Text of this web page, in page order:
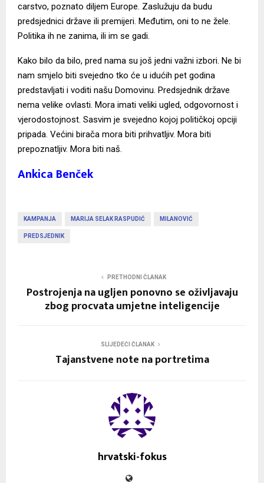
carstvo, poznato diljem Europe. Zaslužuju da budu
predsjednici države ili premijeri. Međutim, oni to ne žele.
Politika ih ne zanima, ili im se gadi.
Kako bilo da bilo, pred nama su još jedni važni izbori. Ne bi
nam smjelo biti svejedno tko će u idućih pet godina
predstavljati i voditi našu Domovinu. Predsjednik države
nema velike ovlasti. Mora imati veliki ugled, odgovornost i
vjerodostojnost. Sasvim je svejedno kojoj političkoj opciji
pripada. Većini birača mora biti prihvatljiv. Mora biti
prepoznatljiv. Mora biti naš.
Ankica Benček
KAMPANJA MARIJA SELAK RASPUDIĆ MILANOVIĆ
PREDSJEDNIK
PRETHODNI ČLANAK
Postrojenja na ugljen ponovno se oživljavaju
zbog procvata umjetne inteligencije
SLIJEDEĆI ČLANAK
Tajanstvene note na portretima
hrvatski-fokus